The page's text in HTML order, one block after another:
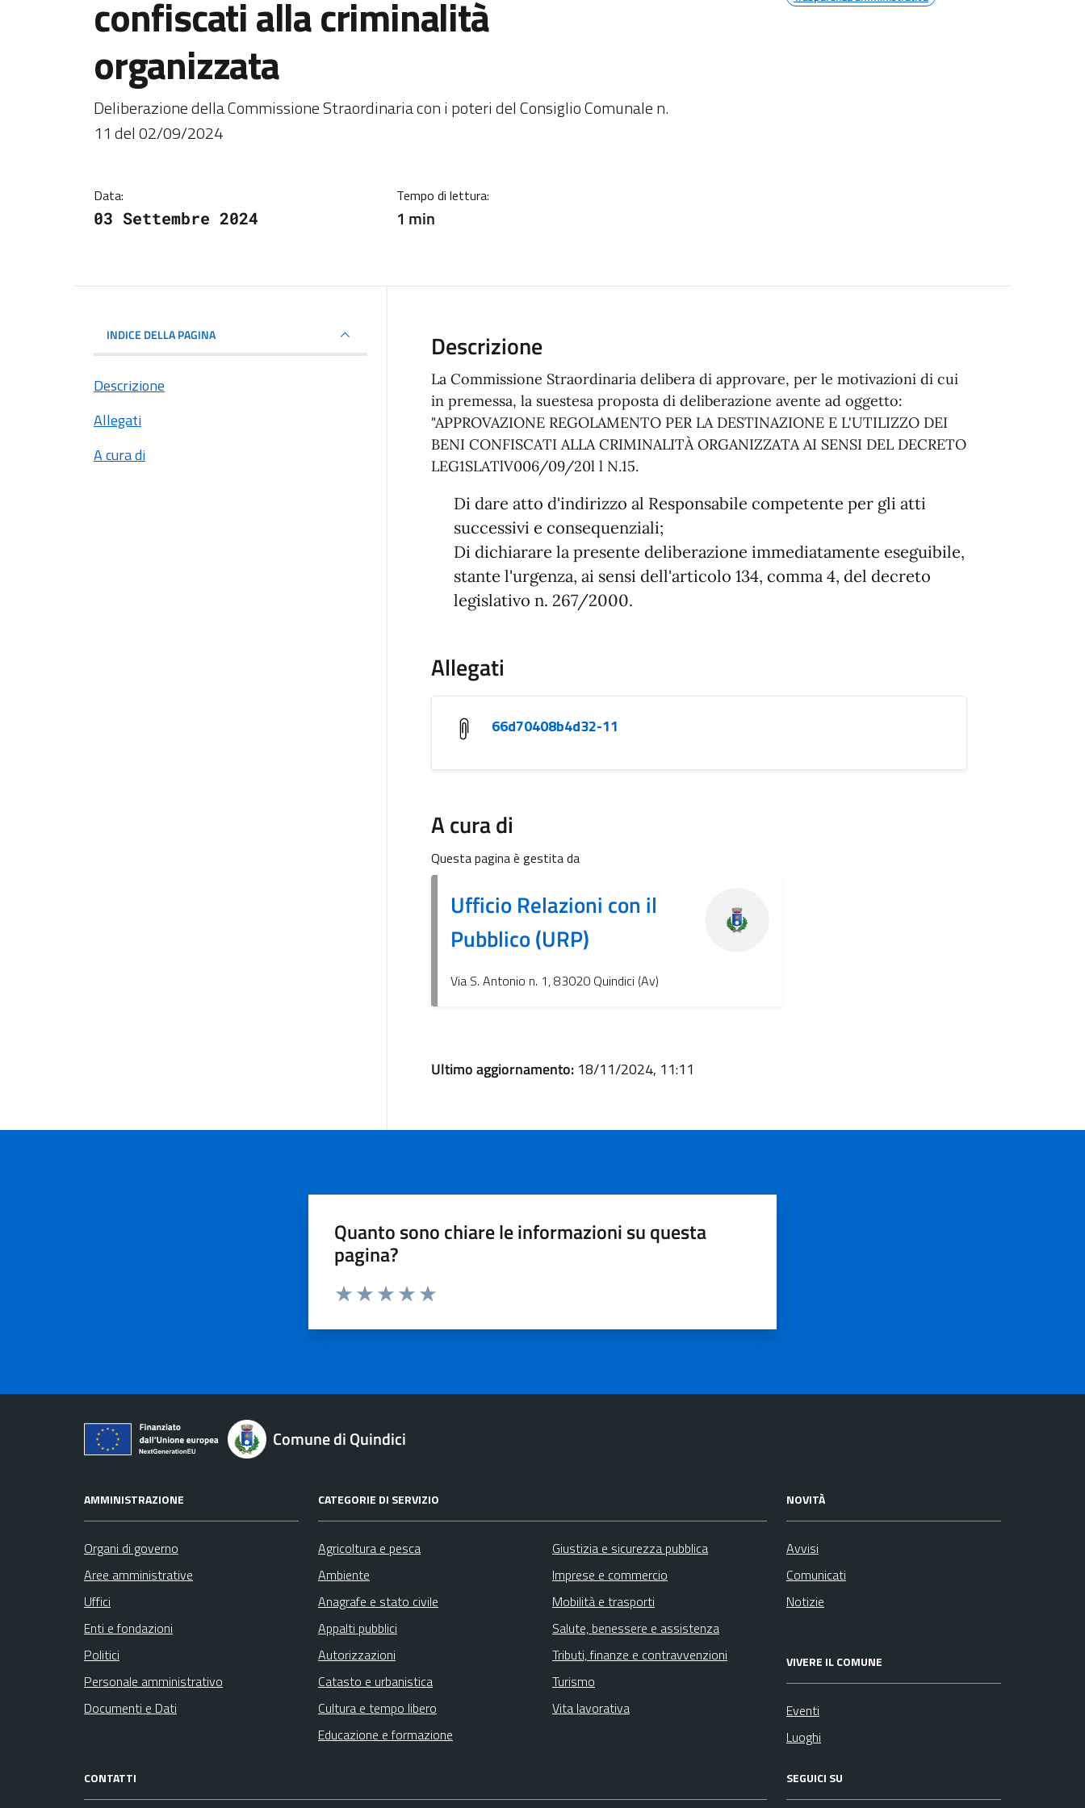
confiscati alla criminalità
organizzata
Dettagli della notizia
Deliberazione della Commissione Straordinaria con i poteri del Consiglio Comunale n.
11 del 02/09/2024
Data:
03 Settembre 2024
Tempo di lettura:
1 min
INDICE DELLA PAGINA
Descrizione
Allegati
A cura di
Descrizione
La Commissione Straordinaria delibera di approvare, per le motivazioni di cui
in premessa, la suestesa proposta di deliberazione avente ad oggetto:
"APPROVAZIONE REGOLAMENTO PER LA DESTINAZIONE E L'UTILIZZO DEI
BENI CONFISCATI ALLA CRIMINALITÀ ORGANIZZATA AI SENSI DEL DECRETO
LEG1SLATlV006/09/20l l N.15.
Di dare atto d'indirizzo al Responsabile competente per gli atti
successivi e consequenziali;
Di dichiarare la presente deliberazione immediatamente eseguibile,
stante l'urgenza, ai sensi dell'articolo 134, comma 4, del decreto
legislativo n. 267/2000.
Allegati
66d70408b4d32-11
A cura di
Questa pagina è gestita da
Ufficio Relazioni con il
Pubblico (URP)
Via S. Antonio n. 1, 83020 Quindici (Av)
Ultimo aggiornamento: 18/11/2024, 11:11
Quanto sono chiare le informazioni su questa
pagina?
Comune di Quindici
AMMINISTRAZIONE
Organi di governo
Aree amministrative
Uffici
Enti e fondazioni
Politici
Personale amministrativo
Documenti e Dati
CATEGORIE DI SERVIZIO
Agricoltura e pesca
Ambiente
Anagrafe e stato civile
Appalti pubblici
Autorizzazioni
Catasto e urbanistica
Cultura e tempo libero
Educazione e formazione
Giustizia e sicurezza pubblica
Imprese e commercio
Mobilità e trasporti
Salute, benessere e assistenza
Tributi, finanze e contravvenzioni
Turismo
Vita lavorativa
NOVITÀ
Avvisi
Comunicati
Notizie
VIVERE IL COMUNE
Eventi
Luoghi
CONTATTI SEGUICI SU